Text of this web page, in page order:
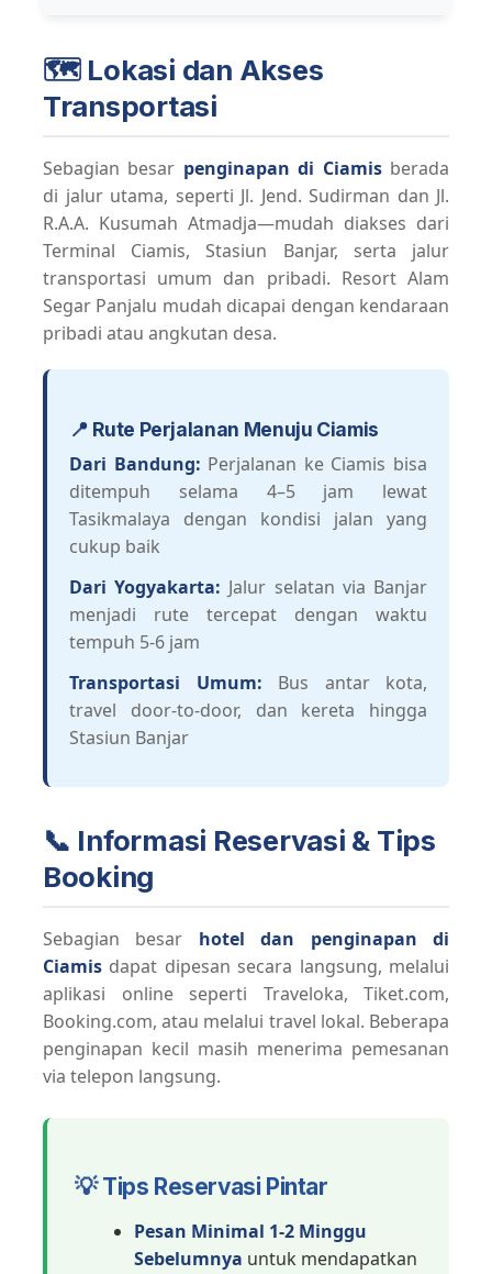
🗺️ Lokasi dan Akses
Transportasi
Sebagian besar penginapan di Ciamisberada
di jalur utama, seperti Jl. Jend. Sudirman dan Jl.
R.A.A. Kusumah Atmadja—mudah diakses dari
Terminal Ciamis, Stasiun Banjar, serta jalur
transportasi umum dan pribadi. Resort Alam
Segar Panjalu mudah dicapai dengan kendaraan
pribadi atau angkutan desa.
📍 Rute Perjalanan Menuju Ciamis
Dari Bandung: Perjalanan ke Ciamis bisa
ditempuh selama 4–5 jam lewat
Tasikmalaya dengan kondisi jalan yang
cukup baik
Dari Yogyakarta: Jalur selatan via Banjar
menjadi rute tercepat dengan waktu
tempuh 5-6 jam
Transportasi Umum: Bus antar kota,
travel door-to-door, dan kereta hingga
Stasiun Banjar
📞 Informasi Reservasi & Tips
Booking
Sebagian besar hotel dan penginapan di
Ciamis dapat dipesan secara langsung, melalui
aplikasi online seperti Traveloka, Tiket.com,
Booking.com, atau melalui travel lokal. Beberapa
penginapan kecil masih menerima pemesanan
via telepon langsung.
💡 Tips Reservasi Pintar
Pesan Minimal 1-2 Minggu
Sebelumnya untuk mendapatkan